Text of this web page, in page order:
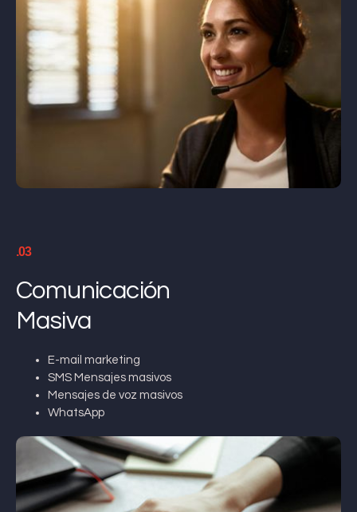
.03
Comunicación
Masiva
E-mail marketing
SMS Mensajes masivos
Mensajes de voz masivos
WhatsApp